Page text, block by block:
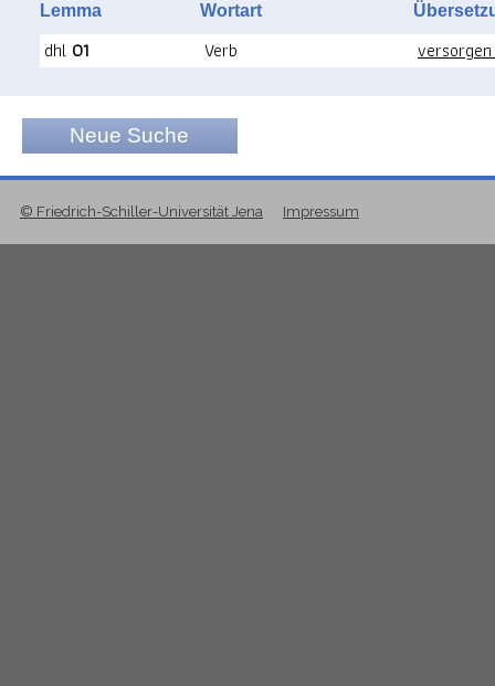
Lemma Wortart
dhl 01 Verb
Neue Suche
© Friedrich-Schiller-Universität Jena Impressum